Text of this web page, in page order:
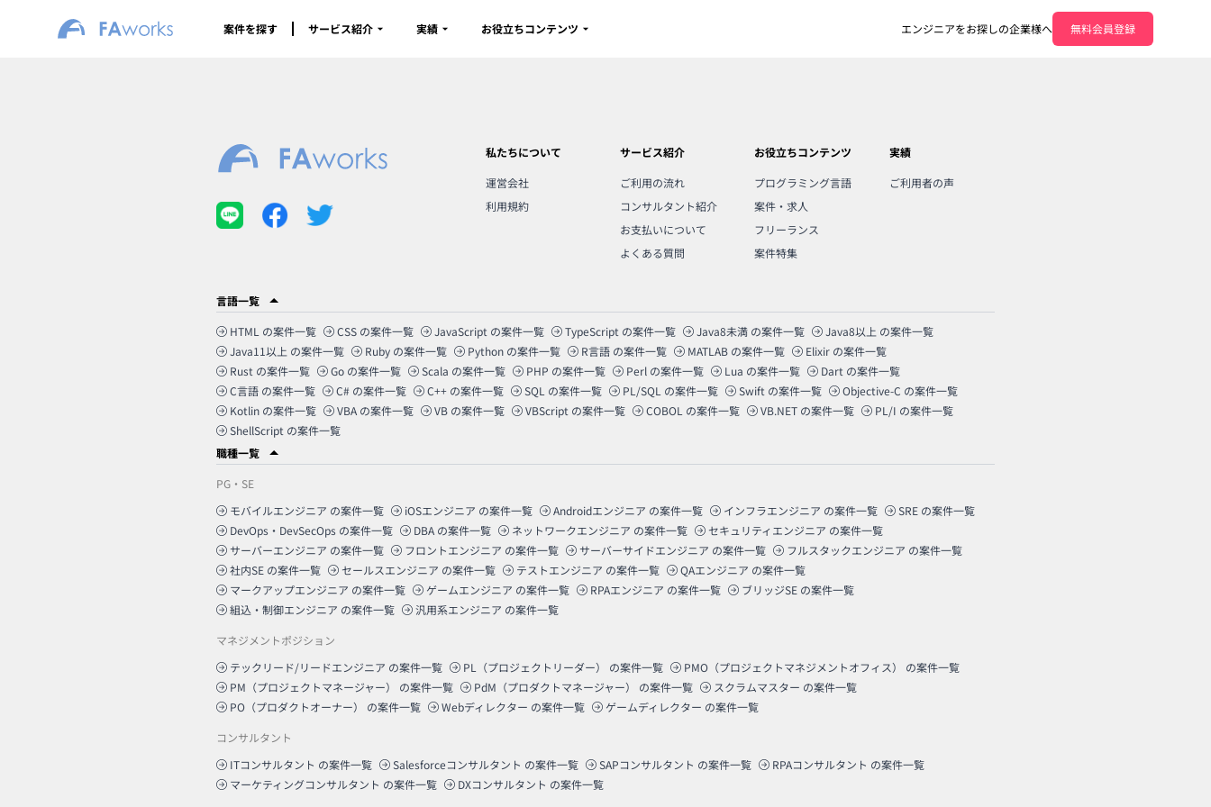
案件を探す サービス紹介 実績 お役立ちコンテンツ エンジニアをお探しの企業様へ 無料会員登録
私たちについて
運営会社
利用規約
サービス紹介
ご利用の流れ
コンサルタント紹介
お支払いについて
よくある質問
お役立ちコンテンツ
プログラミング言語
案件・求人
フリーランス
案件特集
実績
ご利用者の声
言語一覧
HTML の案件一覧 CSS の案件一覧 JavaScript の案件一覧 TypeScript の案件一覧 Java8未満 の案件一覧 Java8以上 の案件一覧
Java11以上 の案件一覧 Ruby の案件一覧 Python の案件一覧 R言語 の案件一覧 MATLAB の案件一覧 Elixir の案件一覧
Rust の案件一覧 Go の案件一覧 Scala の案件一覧 PHP の案件一覧 Perl の案件一覧 Lua の案件一覧 Dart の案件一覧
C言語 の案件一覧 C# の案件一覧 C++ の案件一覧 SQL の案件一覧 PL/SQL の案件一覧 Swift の案件一覧 Objective-C の案件一覧
Kotlin の案件一覧 VBA の案件一覧 VB の案件一覧 VBScript の案件一覧 COBOL の案件一覧 VB.NET の案件一覧 PL/I の案件一覧
ShellScript の案件一覧
職種一覧
PG・SE
モバイルエンジニア の案件一覧 iOSエンジニア の案件一覧 Androidエンジニア の案件一覧 インフラエンジニア の案件一覧 SRE の案件一覧
DevOps・DevSecOps の案件一覧 DBA の案件一覧 ネットワークエンジニア の案件一覧 セキュリティエンジニア の案件一覧
サーバーエンジニア の案件一覧 フロントエンジニア の案件一覧 サーバーサイドエンジニア の案件一覧 フルスタックエンジニア の案件一覧
社内SE の案件一覧 セールスエンジニア の案件一覧 テストエンジニア の案件一覧 QAエンジニア の案件一覧
マークアップエンジニア の案件一覧 ゲームエンジニア の案件一覧 RPAエンジニア の案件一覧 ブリッジSE の案件一覧
組込・制御エンジニア の案件一覧 汎用系エンジニア の案件一覧
マネジメントポジション
テックリード/リードエンジニア の案件一覧 PL（プロジェクトリーダー） の案件一覧 PMO（プロジェクトマネジメントオフィス）
の案件一覧
PM（プロジェクトマネージャー）
の案件一覧 PdM（プロダクトマネージャー） の案件一覧 スクラムマスター の案件一覧
PO（プロダクトオーナー）
の案件一覧 Webディレクター の案件一覧 ゲームディレクター の案件一覧
コンサルタント
ITコンサルタント の案件一覧 Salesforceコンサルタント の案件一覧 SAPコンサルタント の案件一覧 RPAコンサルタント の案件一覧
マーケティングコンサルタント の案件一覧 DXコンサルタント の案件一覧